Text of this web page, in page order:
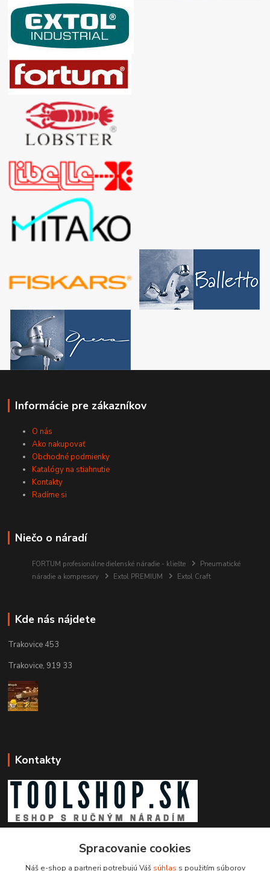
Informácie pre zákazníkov
O nás
Ako nakupovať
Obchodné podmienky
Katalógy na stiahnutie
Kontakty
Radíme si
Niečo o náradí
FORTUM profesionálne dielenské náradie - kliešte
Pneumatické
náradie a kompresory
Extol PREMIUM Extol Craft
Kde nás nájdete
Trakovice 453
Trakovice, 919 33
Kontakty
+421 903 204 273Spracovanie cookies
Náš e-shop a partneri potrebujú Váš súhlas s použitím súborov